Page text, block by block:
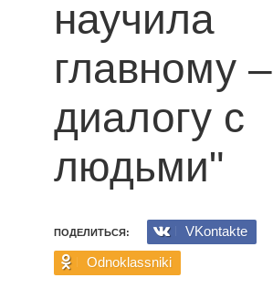
научила
главному –
диалогу с
людьми"
ПОДЕЛИТЬСЯ:
VKontakte
Odnoklassniki